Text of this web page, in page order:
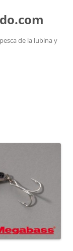
de la lubina y